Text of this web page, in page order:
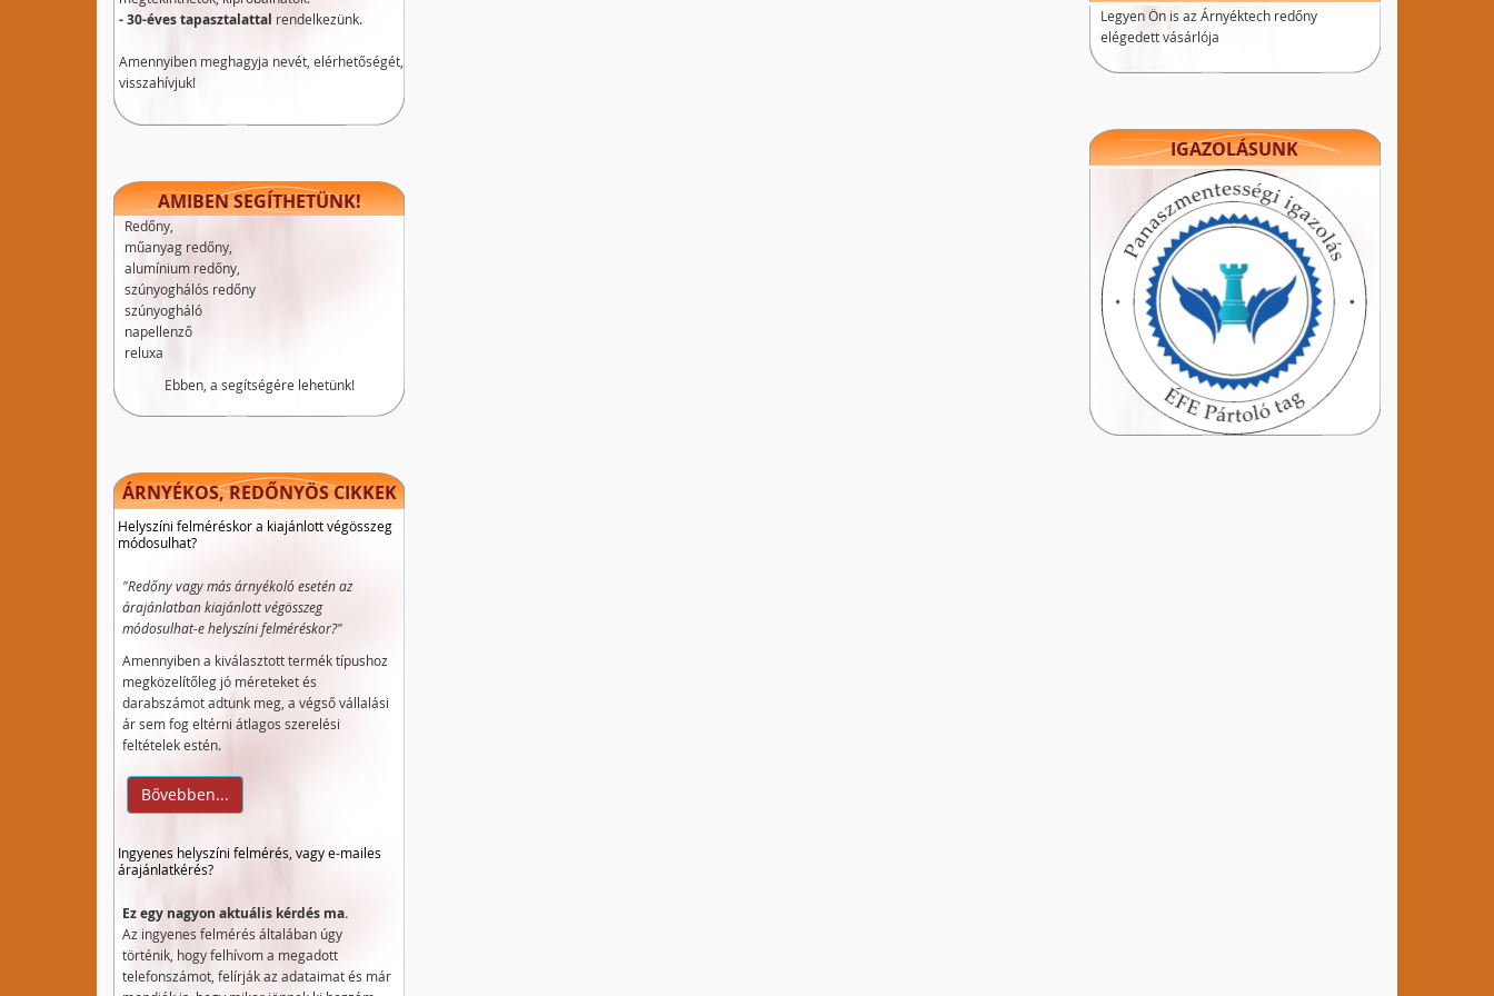
- 30-éves tapasztalattal rendelkezünk.
Amennyiben meghagyja nevét, elérhetőségét,
visszahívjuk!
AMIBEN SEGÍTHETÜNK!
Redőny,
műanyag redőny,
alumínium redőny,
szúnyoghálós redőny
szúnyogháló
napellenző
reluxa
Ebben, a segítségére lehetünk!
ÁRNYÉKOS, REDŐNYÖS CIKKEK
Helyszíni felméréskor a kiajánlott végösszeg
módosulhat?
"Redőny vagy más árnyékoló esetén az
árajánlatban kiajánlott végösszeg
módosulhat-e helyszíni felméréskor?"
Amennyiben a kiválasztott termék típushoz
megközelítőleg jó méreteket és
darabszámot adtunk meg, a végső vállalási
ár sem fog eltérni átlagos szerelési
feltételek estén.
Bővebben...
Ingyenes helyszíni felmérés, vagy e-mailes
árajánlatkérés?
Ez egy nagyon aktuális kérdés ma.
Az ingyenes felmérés általában úgy
történik, hogy felhívom a megadott
telefonszámot, felírják az adataimat és már
Legyen Ön is az Árnyéktech redőny
elégedett vásárlója
IGAZOLÁSUNK